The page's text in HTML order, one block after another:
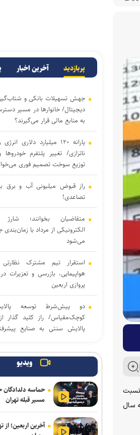
کشور به عدد ۶۱۹.۶ رسیده که نسبت
مشابه سال
پربازدید آخرین اخبار
جهش تسهیلات بانکی و
دیجیتال/ خانوار‌ها در مسیر
به منابع مالی قرار می‌گیرند؟
یارانه ۱۲۰ میلیارد دلاری
ناترازی/ تغییر پلتفرم
توزیع سوخت تصمیم فوری
راز قبوض میلیونی آب و برق
تصاعدی!
متقاضیان بخوانند؛ شارژ
الکترونیکی از مرداد با زمان‌بندی
می‌شود
استقرار تیم مشترک نظارتی
هواپیمایی، بازرسی و تعزیرات
پروازی اربعین
دو پیش‌شرط توسعه
کوچک‌مقیاس/ راز کلید گذار
پالایش سنتی به صنایع
شکست آمریکا در میدان اقتصاد
منطقه‌ای وابسته است
دیپلماسی همسایگی در تراز عالی؛
پاکستان
ویدیو
حماسه
مسیر قبله تهران
آخرین اربعین؛ از